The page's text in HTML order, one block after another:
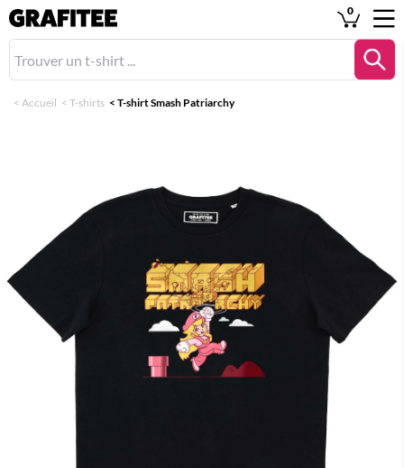
0
< Accueil < T-shirts < T-shirt Smash Patriarchy